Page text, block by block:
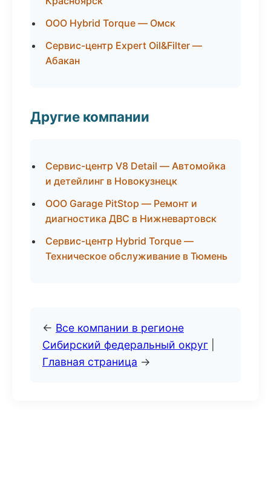
ООО Hybrid Torque — Омск
Сервис-центр Expert Oil&Filter —
Абакан
Другие компании
Сервис-центр V8 Detail — Автомойка
и детейлинг в Новокузнецк
ООО Garage PitStop — Ремонт и
диагностика ДВС в Нижневартовск
Сервис-центр Hybrid Torque —
Техническое обслуживание в Тюмень
← Все компании в регионе
Сибирский федеральный округ
Главная страница →